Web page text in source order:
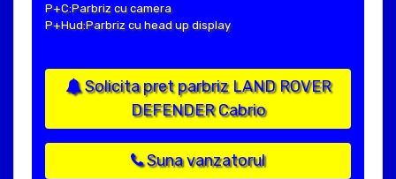
P+C:Parbriz cu camera
P+Hud:Parbriz cu head up display
Solicita pret parbriz LAND ROVER
DEFENDER Cabrio
Suna vanzatorul